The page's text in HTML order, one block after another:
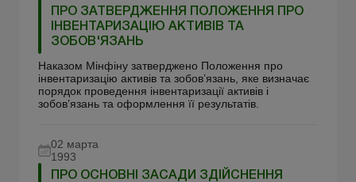
ПРО ЗАТВЕРДЖЕННЯ ПОЛОЖЕННЯ ПРО
ІНВЕНТАРИЗАЦІЮ АКТИВІВ ТА
ЗОБОВ'ЯЗАНЬ
Наказом Мiнфiну затверджено Положення про
інвентаризацію активів та зобов’язань, яке визначає
порядок проведення інвентаризації активів і
зобов’язань та оформлення її результатів.
02 марта
1993
ПРО ОСНОВНІ ЗАСАДИ ЗДІЙСНЕННЯ